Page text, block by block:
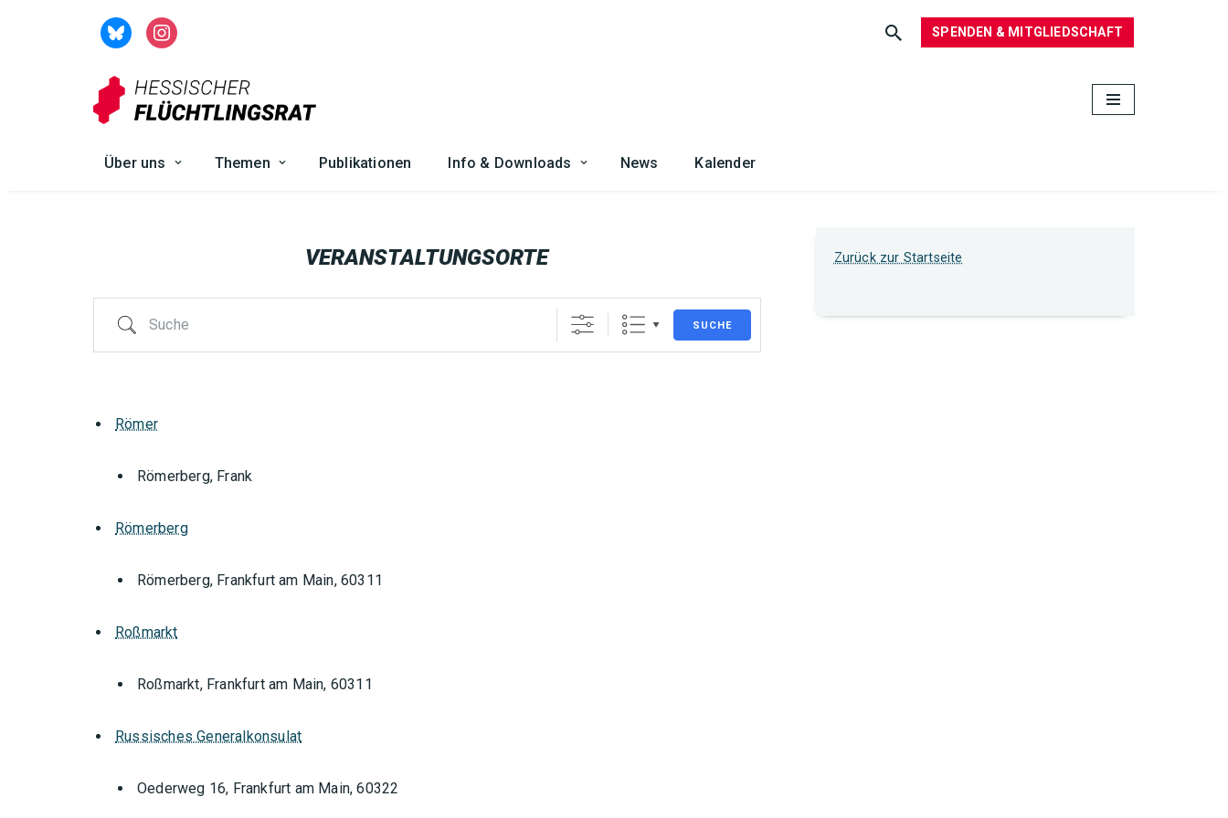
SPENDEN & MITGLIEDSCHAFT
Über uns Themen Publikationen Info & Downloads News Kalender
VERANSTALTUNGSORTE
SUCHE
Römer
Römerberg, Frank
Römerberg
Römerberg, Frankfurt am Main, 60311
Roßmarkt
Roßmarkt, Frankfurt am Main, 60311
Russisches Generalkonsulat
Oederweg 16, Frankfurt am Main, 60322
Zurück zur Startseite